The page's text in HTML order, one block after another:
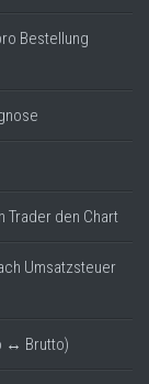
Bestellung
Trader den Chart
Umsatzsteuer
↔ Brutto)